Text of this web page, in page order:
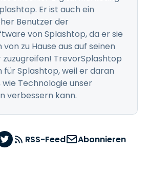
Er ist auch ein
Benutzer der
von Splashtop, da er sie
zu Hause aus auf seinen
TrevorSplashtop
Splashtop, weil er daran
Technologie unser
verbessern kann.
RSS-Feed Abonnieren